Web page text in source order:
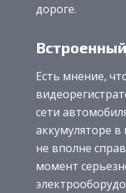
дороге.
Есть мнение,
сети
аккумуляторе в
не вполне
момент